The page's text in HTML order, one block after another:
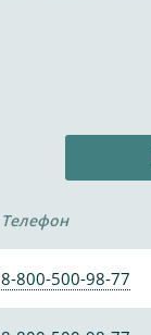
Телефон
8-800-500-98-77